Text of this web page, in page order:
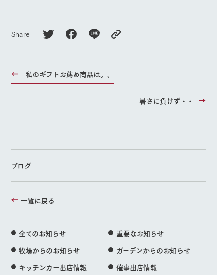
Share
私のギフトお薦め商品は。。
暑さに負けず・・
ブログ
一覧に戻る
全てのお知らせ
重要なお知らせ
牧場からのお知らせ
ガーデンからのお知らせ
キッチンカー出店情報
催事出店情報